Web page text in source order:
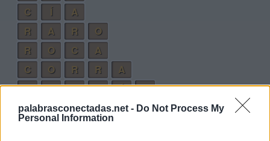
palabrasconectadas.net - Do Not Process My
Personal Information
C
Í
A
R
A R
O
R
O C
A
C
O R R
A
C
O R R Í
A
Palabras extra: